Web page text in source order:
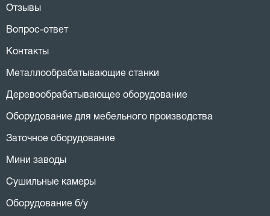
Отзывы
Вопрос-ответ
Контакты
Металлообрабатывающие станки
Деревообрабатывающее оборудование
Оборудование для мебельного производства
Заточное оборудование
Мини заводы
Сушильные камеры
Оборудование б/у